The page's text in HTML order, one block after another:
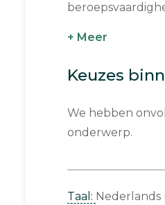
+ Meer
Keuzes
We hebben
onderwerp.
Taal: Nederlands